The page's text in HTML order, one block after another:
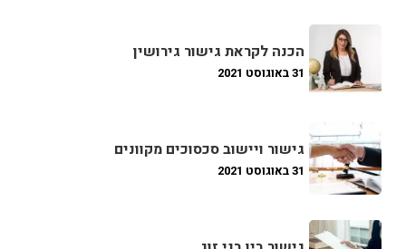
הכנה לקראת גישור גירושין
31 באוגוסט 2021
גישור ויישוב סכסוכים מקוונים
31 באוגוסט 2021